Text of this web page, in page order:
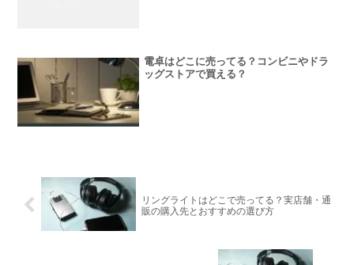
電卓はどこに売ってる？コンビニやドラ
ッグストアで買える？
リングライトはどこで売ってる？実店舗・通
販の購入先とおすすめの選び方